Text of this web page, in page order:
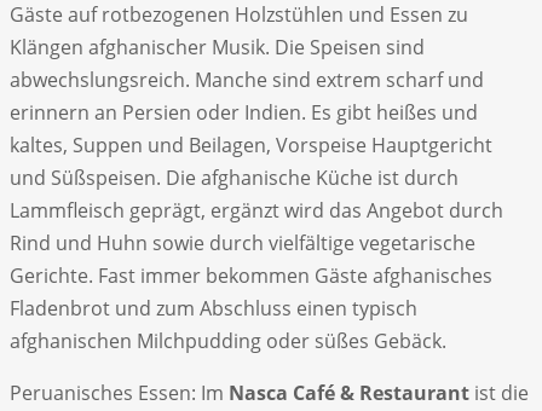
Gäste auf rotbezogenen Holzstühlen und Essen zu
Klängen afghanischer Musik. Die Speisen sind
abwechslungsreich. Manche sind extrem scharf und
erinnern an Persien oder Indien. Es gibt heißes und
kaltes, Suppen und Beilagen, Vorspeise Hauptgericht
und Süßspeisen. Die afghanische Küche ist durch
Lammfleisch geprägt, ergänzt wird das Angebot durch
Rind und Huhn sowie durch vielfältige vegetarische
Gerichte. Fast immer bekommen Gäste afghanisches
Fladenbrot und zum Abschluss einen typisch
afghanischen Milchpudding oder süßes Gebäck.
Peruanisches Essen: Im Nasca Café & Restaurant ist die